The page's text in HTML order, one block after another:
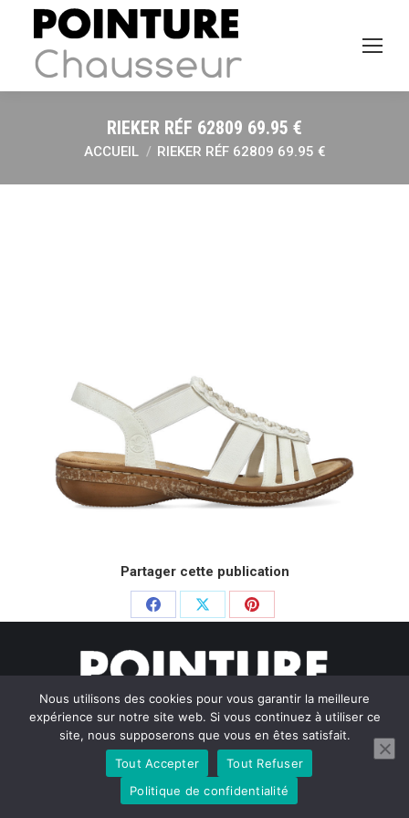
RIEKER RÉF 62809 69.95 €
Vous êtes ici :
ACCUEIL RIEKER RÉF 62809 69.95 €
Partager cette publication
Partager
Facebook
PartagerPartager
Pinterest
© Pointure Chausseurs - 2020. Dream-Theme — truly
WordPress themes
Menu BAS
Nous utilisons des cookies pour vous garantir la meilleure
expérience sur notre site web. Si vous continuez à utiliser ce
site, nous supposerons que vous en êtes satisfait.
Tout Accepter
Tout Refuser
Politique de confidentialité